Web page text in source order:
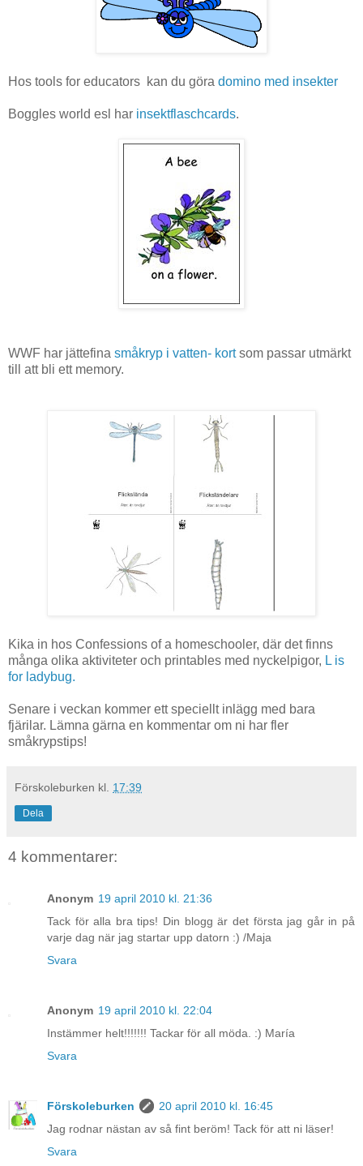
Hos tools for educators kan du göra domino med insekter
Boggles world esl har insektflaschcards.
WWF har jättefina småkryp i vatten- kortsom passar utmärkt
till att bli ett memory.
Kika in hos Confessions of a homeschooler, där det finns
många olika aktiviteter och printables med nyckelpigor, L is
for ladybug.
Senare i veckan kommer ett speciellt inlägg med bara
fjärilar. Lämna gärna en kommentar om ni har fler
småkrypstips!
Förskoleburken kl. 17:39
Dela
4 kommentarer:
Anonym 19 april 2010 kl. 21:36
Tack för alla bra tips! Din blogg är det första jag går in på
varje dag när jag startar upp datorn :) /Maja
Svara
Anonym 19 april 2010 kl. 22:04
Instämmer helt!!!!!!! Tackar för all möda. :) María
Svara
Förskoleburken
20 april 2010 kl. 16:45
Jag rodnar nästan av så fint beröm! Tack för att ni läser!
Svara